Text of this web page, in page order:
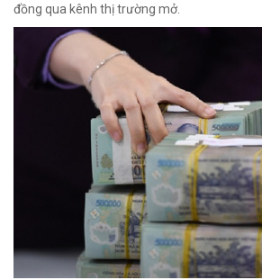
đồng qua kênh thị trường mở.